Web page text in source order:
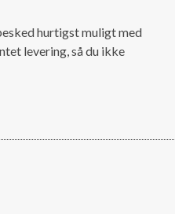
hurtigst muligt med
levering, så du ikke